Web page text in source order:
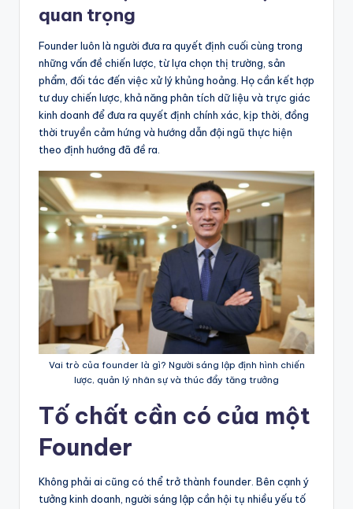
quan trọng
Founder luôn là người đưa ra quyết định cuối cùng trong
những vấn đề chiến lược, từ lựa chọn thị trường, sản
phẩm, đối tác đến việc xử lý khủng hoảng. Họ cần kết hợp
tư duy chiến lược, khả năng phân tích dữ liệu và trực giác
kinh doanh để đưa ra quyết định chính xác, kịp thời, đồng
thời truyền cảm hứng và hướng dẫn đội ngũ thực hiện
theo định hướng đã đề ra.
Vai trò của founder là gì? Người sáng lập định hình chiến
lược, quản lý nhân sự và thúc đẩy tăng trưởng
Tố chất cần có của một
Founder
Không phải ai cũng có thể trở thành founder. Bên cạnh ý
tưởng kinh doanh, người sáng lập cần hội tụ nhiều yếu tố